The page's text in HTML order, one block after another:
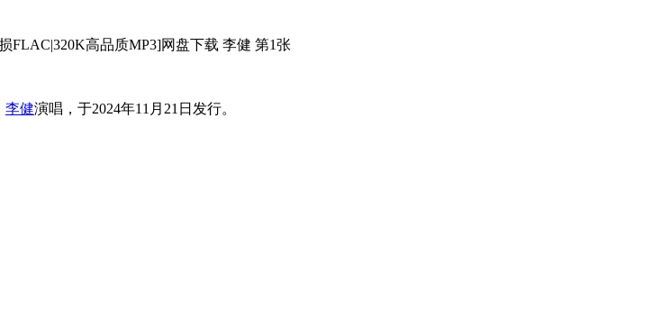
李健演唱，于2024年11月21日发行。